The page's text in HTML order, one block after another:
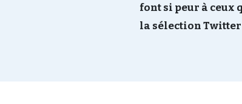
font si peur à ceux
la sélection